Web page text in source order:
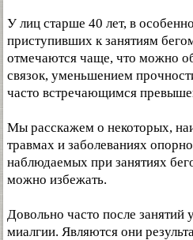
У лиц старше 40 лет, в
приступивших к занятиям
отмечаются чаще, что можно
связок, уменьшением
часто встречающимся
Мы расскажем о некоторых,
травмах и заболеваниях
наблюдаемых при занятиях
можно избежать.
Довольно часто после занятий
миалгии. Являются они